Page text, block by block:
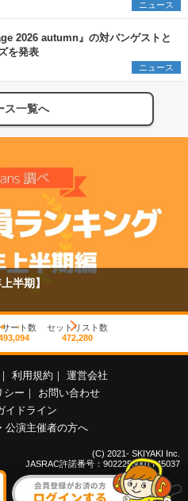
ップ・アート出展者を募集ニュース
2026 autumn』の対バンゲストと
を発表
ニュース
ス一覧へ
半期】
サート数
セットリスト数
472,280
利用規約 ｜ 運営会社
シー ｜
お問い合わせ
イドライン
公演主催者の方へ
(C) 2021- SKIYAKI Inc.
JASRAC許諾番号：9022255001Y45037